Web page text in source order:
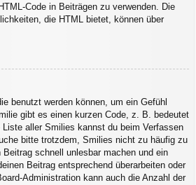
Code in Beiträgen zu verwenden. Die
die HTML bietet, können über
benutzt werden können, um ein Gefühl
gibt es einen kurzen Code, z. B. bedeutet
aller Smilies kannst du beim Verfassen
bitte trotzdem, Smilies nicht zu häufig zu
schnell unlesbar machen und ein
Beitrag entsprechend überarbeiten oder
Administration kann auch die Anzahl der